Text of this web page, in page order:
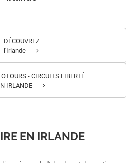
DÉCOUVREZ
l'Irlande
- CIRCUITS LIBERTÉ
IRLANDE
EN IRLANDE